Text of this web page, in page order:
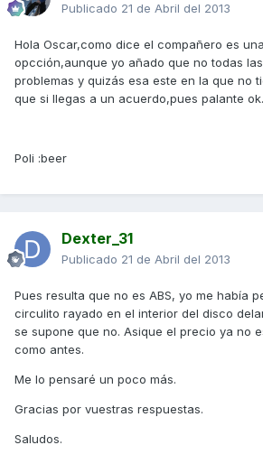
Publicado 21 de Abril del 2013
Hola Oscar,como dice el compañero es
opcción,aunque yo añado que no todas
problemas y quizás esa este en la que no
que si llegas a un acuerdo,pues palante ok.
Poli :beer
Dexter_31
Publicado 21 de Abril del 2013
Pues resulta que no es ABS, yo me había
circulito rayado en el interior del disco
se supone que no. Asique el precio ya no
como antes.
Me lo pensaré un poco más.
Gracias por vuestras respuestas.
Saludos.